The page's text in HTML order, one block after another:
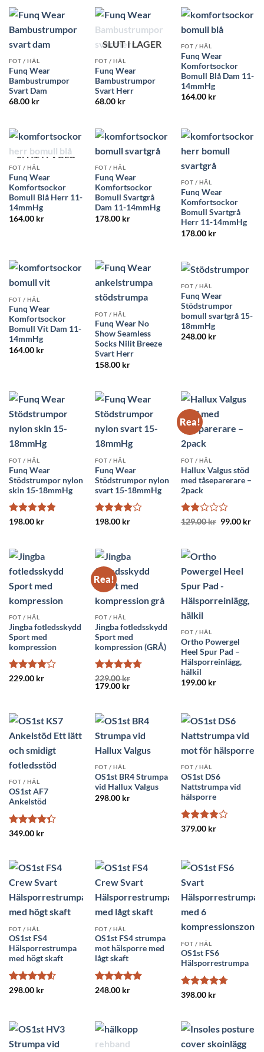
FOT / HÄL
Funq Wear
Bambustrumpor
Svart Dam
68.00 kr
SLUT I LAGER
FOT / HÄL
Funq Wear
Bambustrumpor
Svart Herr
68.00 kr
FOT / HÄL
Funq Wear
Komfortsockor
Bomull Blå Dam 11-
14mmHg
164.00 kr
SLUT I LAGER
FOT / HÄL
Funq Wear
Komfortsockor
Bomull Blå Herr 11-
14mmHg
164.00 kr
FOT / HÄL
Funq Wear
Komfortsockor
Bomull Svartgrå
Dam 11-14mmHg
178.00 kr
FOT / HÄL
Funq Wear
Komfortsockor
Bomull Svartgrå
Herr 11-14mmHg
178.00 kr
FOT / HÄL
Funq Wear
Komfortsockor
Bomull Vit Dam 11-
14mmHg
164.00 kr
FOT / HÄL
Funq Wear No
Show Seamless
Socks Nilit Breeze
Svart Herr
158.00 kr
FOT / HÄL
Funq Wear
Stödstrumpor
bomull svartgrå 15-
18mmHg
248.00 kr
FOT / HÄL
Funq Wear
Stödstrumpor nylon
skin 15-18mmHg
Betygsatt
198.00 kr
FOT / HÄL
Funq Wear
Stödstrumpor nylon
svart 15-18mmHg
Betygsatt
198.00 kr
Rea!
FOT / HÄL
Hallux Valgus stöd
med tåseparerare –
2pack
Betygsatt
129.00kr Det
99.00 krDet
FOT / HÄL
Jingba fotledsskydd
Sport med
kompression
Betygsatt
229.00 kr
Rea!
FOT / HÄL
Jingba fotledsskydd
Sport med
kompression (GRÅ)
Betygsatt
4.71av 5
229.00kr
Det
229.00 kr.
179.00 krDet
179.00 kr.
FOT / HÄL
Ortho Powergel
Heel Spur Pad –
Hälsporreinlägg,
hälkil
199.00 kr
FOT / HÄL
OS1st AF7
Ankelstöd
Betygsatt
349.00 kr
FOT / HÄL
OS1st BR4 Strumpa
vid Hallux Valgus
298.00 kr
FOT / HÄL
OS1st DS6
Nattstrumpa vid
hälsporre
Betygsatt
379.00 kr
FOT / HÄL
OS1st FS4
Hälsporrestrumpa
med högt skaft
Betygsatt
298.00 kr
FOT / HÄL
OS1st FS4 strumpa
mot hälsporre med
lågt skaft
Betygsatt
248.00 kr
FOT / HÄL
OS1st FS6
Hälsporrestrumpa
Betygsatt
398.00 kr